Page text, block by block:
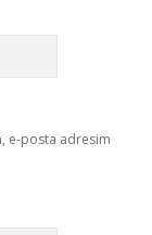
e-posta adresim